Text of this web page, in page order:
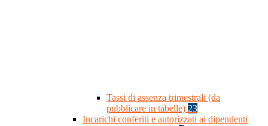
Tassi di assenza trimestrali (da
pubblicare in tabelle) 23
Incarichi conferiti e autorizzati ai dipendenti